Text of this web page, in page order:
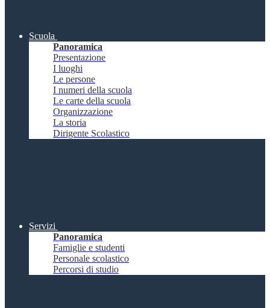
Scuola
Panoramica
Presentazione
I luoghi
Le persone
I numeri della scuola
Le carte della scuola
Organizzazione
La storia
Dirigente Scolastico
Servizi
Panoramica
Famiglie e studenti
Personale scolastico
Percorsi di studio